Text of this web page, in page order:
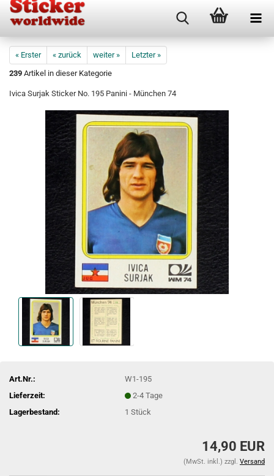
« Erster « zurück weiter »
Letzter »
239 Artikel in dieser Kategorie
Ivica Surjak Sticker No. 195 Panini - München 74
Art.Nr.:
W1-195
Lieferzeit:
2-4 Tage
Lagerbestand:
1Stück
14,90 EUR
(MwSt. inkl.) zzgl. Versand